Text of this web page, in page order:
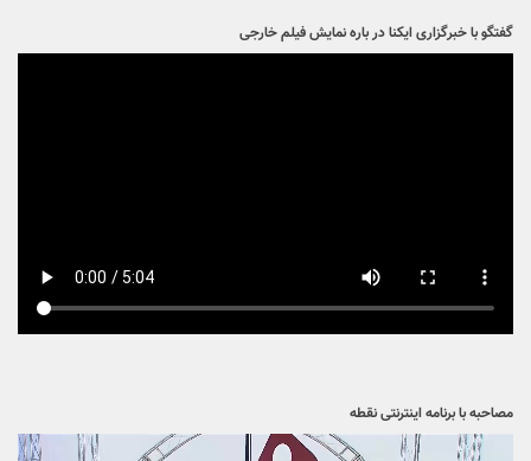
گفتگو با خبرگزاری ایکنا در باره نمایش فیلم خارجی
مصاحبه با برنامه اینترنتی نقطه